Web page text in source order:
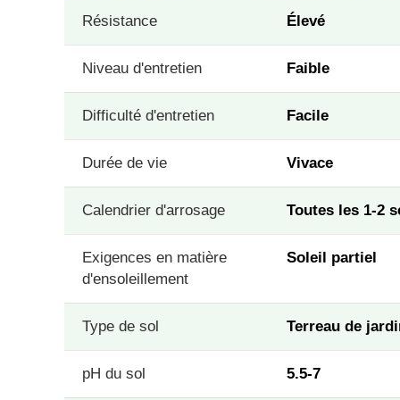
Résistance Élevé
Niveau d'entretien Faible
Difficulté d'entretien Facile
Durée de vie Vivace
Calendrier d'arrosage Toutes les 1-2
Exigences en matière
d'ensoleillement
Soleil partiel
Type de sol Terreau de
pH du sol 5.5-7